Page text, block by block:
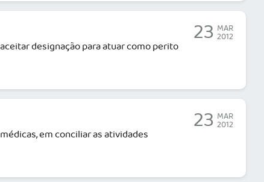
designação para atuar como perito
23 MAR
2012
em conciliar as atividades
23 MAR
2012